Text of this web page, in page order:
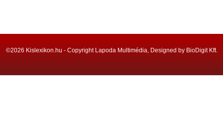
©2026 Kislexikon.hu - Copyright Lapoda Multimédia, Designed by BioDigit Kft.